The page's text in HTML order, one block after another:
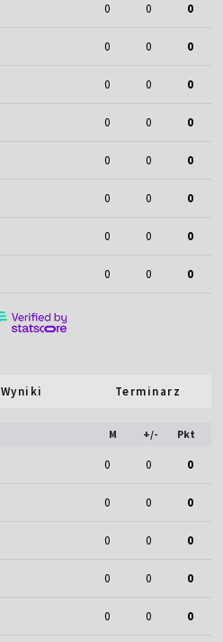
0 0 0
0 0 0
0 0 0
0 0 0
0 0 0
0 0 0
0 0 0
0 0 0
Wyniki Terminarz
M +/- Pkt
0 0 0
0 0 0
0 0 0
0 0 0
0 0 0